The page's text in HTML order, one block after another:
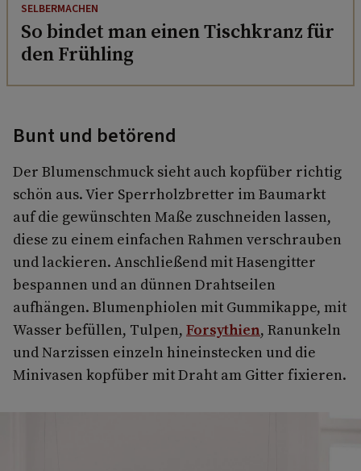
SELBERMACHEN
So bindet man einen Tischkranz für
den Frühling
Bunt und betörend
Der Blumenschmuck sieht auch kopfüber richtig
schön aus. Vier Sperrholzbretter im Baumarkt
auf die gewünschten Maße zuschneiden lassen,
diese zu einem einfachen Rahmen verschrauben
und lackieren. Anschließend mit Hasengitter
bespannen und an dünnen Drahtseilen
aufhängen. Blumenphiolen mit Gummikappe, mit
Wasser befüllen, Tulpen, Forsythien, Ranunkeln
und Narzissen einzeln hineinstecken und die
Minivasen kopfüber mit Draht am Gitter fixieren.